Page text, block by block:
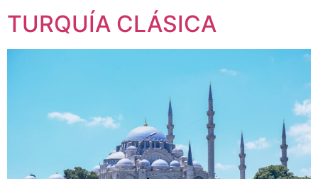
TURQUÍA CLÁSICA